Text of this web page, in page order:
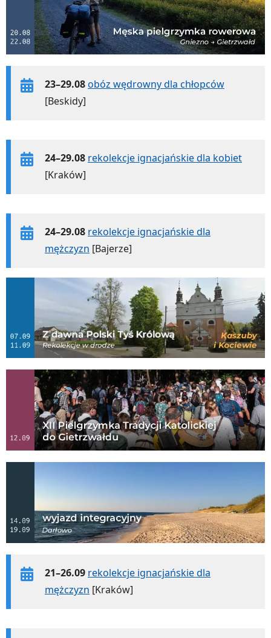
23–29.08obóz wędrowny dla chłopców
[Beskidy]
24–29.08 rekolekcje ignacjańskie dla kobiet
[Kraków]
24–29.08 rekolekcje ignacjańskie dla
mężczyzn [Bajerze]
21–26.09 rekolekcje ignacjańskie dla
mężczyzn [Kraków]